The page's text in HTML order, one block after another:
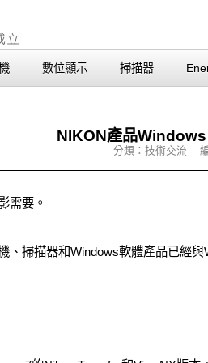
數位顯示 掃描器
NIKON產品
分類：技術交流
需要。
、掃描器和Windows軟體產品已經